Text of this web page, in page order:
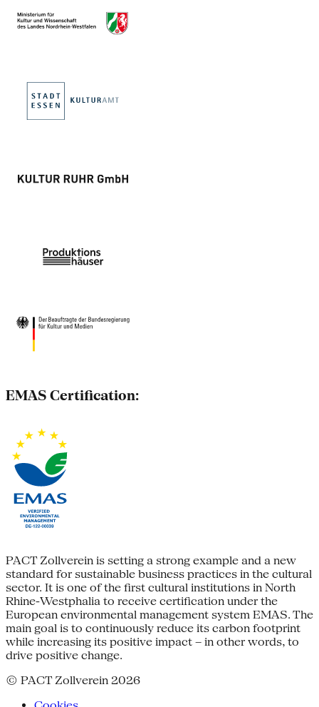
EMAS Certification:
PACT Zollverein is setting a strong example and a new
standard for sustainable business practices in the cultural
sector. It is one of the first cultural institutions in North
Rhine-Westphalia to receive certification under the
European environmental management system EMAS. The
main goal is to continuously reduce its carbon footprint
while increasing its positive impact – in other words, to
drive positive change.
© PACT Zollverein 2026